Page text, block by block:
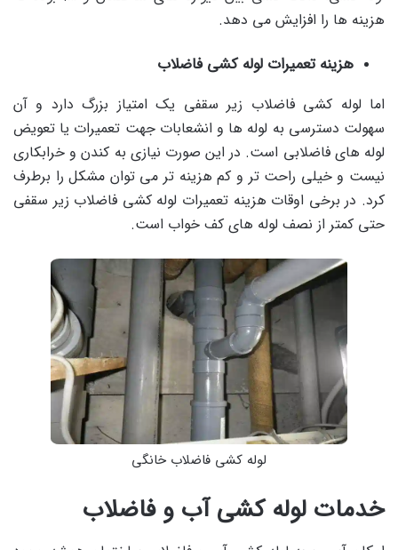
هزینه ها را افزایش می دهد.
هزینه تعمیرات لوله کشی فاضلاب
اما لوله کشی فاضلاب زیر سقفی یک امتیاز بزرگ دارد و آن
سهولت دسترسی به لوله ها و انشعابات جهت تعمیرات یا تعویض
لوله های فاضلابی است. در این صورت نیازی به کندن و خرابکاری
نیست و خیلی راحت تر و کم هزینه تر می توان مشکل را برطرف
کرد. در برخی اوقات هزینه تعمیرات لوله کشی فاضلاب زیر سقفی
حتی کمتر از نصف لوله های کف خواب است.
لوله کشی فاضلاب خانگی
خدمات لوله کشی آب و فاضلاب